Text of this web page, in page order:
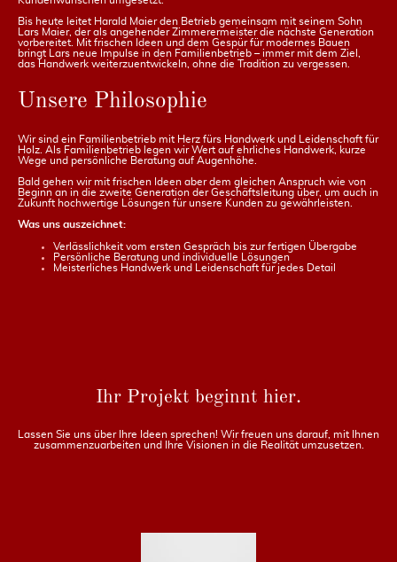
Bis heute leitet Harald Maier den Betrieb gemeinsam mit seinem Sohn
Lars Maier, der als angehender Zimmerermeister die nächste Generation
vorbereitet. Mit frischen Ideen und dem Gespür für modernes Bauen
bringt Lars neue Impulse in den Familienbetrieb – immer mit dem Ziel,
das Handwerk weiterzuentwickeln, ohne die Tradition zu vergessen.
Unsere Philosophie
Wir sind ein Familienbetrieb mit Herz fürs Handwerk und Leidenschaft für
Holz. Als Familienbetrieb legen wir Wert auf ehrliches Handwerk, kurze
Wege und persönliche Beratung auf Augenhöhe.
Bald gehen wir mit frischen Ideen aber dem gleichen Anspruch wie von
Beginn an in die zweite Generation der Geschäftsleitung über, um auch in
Zukunft hochwertige Lösungen für unsere Kunden zu gewährleisten.
Was uns auszeichnet:
Verlässlichkeit vom ersten Gespräch bis zur fertigen Übergabe
Persönliche Beratung und individuelle Lösungen
Meisterliches Handwerk und Leidenschaft für jedes Detail
Ihr Projekt beginnt hier.
Lassen Sie uns über Ihre Ideen sprechen! Wir freuen uns darauf, mit Ihnen
zusammenzuarbeiten und Ihre Visionen in die Realität umzusetzen.